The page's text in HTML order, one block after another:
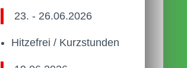
23. - 26.06.2026
Hitzefrei / Kurzstunden